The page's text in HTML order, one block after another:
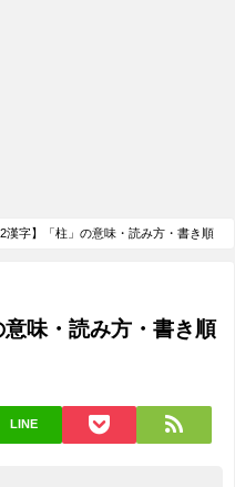
漢字】「柱」の意味・読み方・書き順
意味・読み方・書き順
LINE